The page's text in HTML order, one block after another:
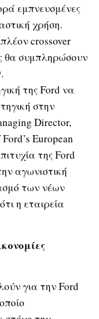
εμπνευσμένες
χρήση.
crossover
θα συμπληρώσουν
της Ford να
στην
Director,
European
της Ford
αγωνιστική
των νέων
η εταιρεία
για την Ford